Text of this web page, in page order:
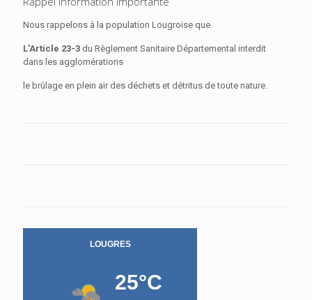
Nous rappelons à la population Lougroise que
L’Article 23-3 du Règlement Sanitaire Départemental interdit
dans les agglomérations
le brûlage en plein air des déchets et détritus de toute nature.